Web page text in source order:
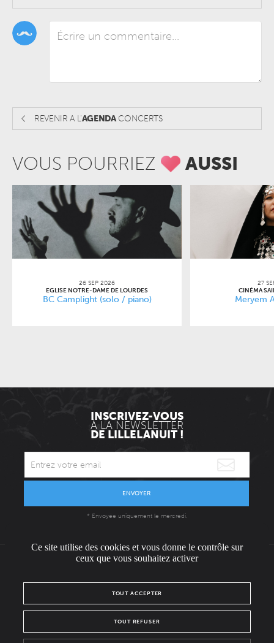
REVENIR A L'AGENDACONCERTS
VOUS POURRIEZ AUSSI
26 SEP 2026
EGLISE NOTRE-DAME DE LOURDES
BC Camplight (solo / piano)
27
CINÉMA
Meryem
INSCRIVEZ-VOUS
À LA NEWSLETTER
DE LILLELANUIT !
ENVOYER
* Envoyée uniquement le mercredi.
L'ÉQUIPE
POLITIQUE DE CONFIDENTIALITÉ
Ce site utilise des cookies et vous donne le contrôle sur
ceux que vous souhaitez activer
TOUT ACCEPTER
TOUT REFUSER